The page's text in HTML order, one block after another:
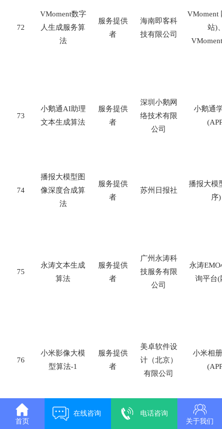
72
VMoment数字
人生成服务算
法
服务提供
者
海南即客科
技有限公司
VMoment
站)
73
小鹅通AI助理
文本生成算法
服务提供
者
深圳小鹅网
络技术有限
公司
小鹅通
74
播报大模型图
像深度合成算
法
服务提供
者
苏州日报社
播报大模
序)
75
永涛文本生成
算法
服务提供
者
广州永涛科
技服务有限
公司
永涛EMO
询平台(
76
小米影像大模
型算法-1
服务提供
者
美卓软件设
计（北京）
有限公司
小米相册
首页
在线咨询
电话咨询
关于我们